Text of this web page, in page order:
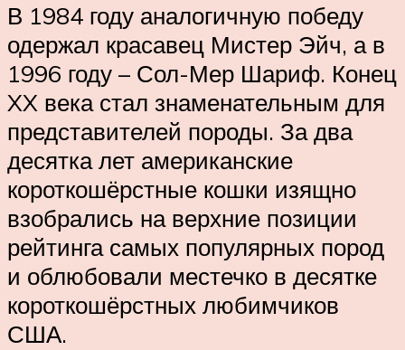
В 1984 году аналогичную победу
одержал красавец Мистер Эйч, а в
1996 году – Сол-Мер Шариф. Конец
XX века стал знаменательным для
представителей породы. За два
десятка лет американские
короткошёрстные кошки изящно
взобрались на верхние позиции
рейтинга самых популярных пород
и облюбовали местечко в десятке
короткошёрстных любимчиков
США.